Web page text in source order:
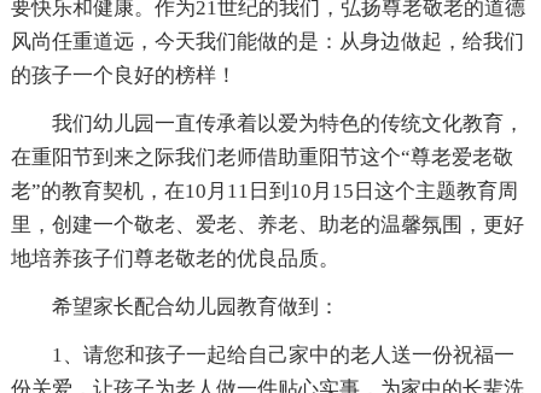
要快乐和健康。作为21世纪的我们，弘扬尊老敬老的道德
风尚任重道远，今天我们能做的是：从身边做起，给我们
的孩子一个良好的榜样！
我们幼儿园一直传承着以爱为特色的传统文化教育，
在重阳节到来之际我们老师借助重阳节这个“尊老爱老敬
老”的教育契机，在10月11日到10月15日这个主题教育周
里，创建一个敬老、爱老、养老、助老的温馨氛围，更好
地培养孩子们尊老敬老的优良品质。
希望家长配合幼儿园教育做到：
1、请您和孩子一起给自己家中的老人送一份祝福一
份关爱，让孩子为老人做一件贴心实事，为家中的长辈洗